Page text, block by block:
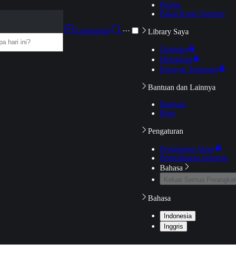
Langganan
···
Promo
Pakai Kode Voucher
Library Saya
Daftarku
Mengikuti
Riwayat Tontonan
Bantuan dan Lainnya
Bantuan
Blog
Pengaturan
Pengaturan Akun
Pemeriksaan Jaringan
Bahasa
Keluar Semua Perangkat
Bahasa
Indonesia
Inggris